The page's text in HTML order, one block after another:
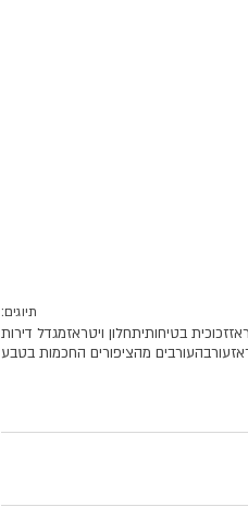
תיוגים:
זכוכית בטיחותיתחלון ויטראזמגדל דירות
עורבהעורבים מהציפורים החכמות בטבע